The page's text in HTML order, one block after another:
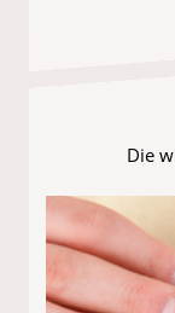
Die